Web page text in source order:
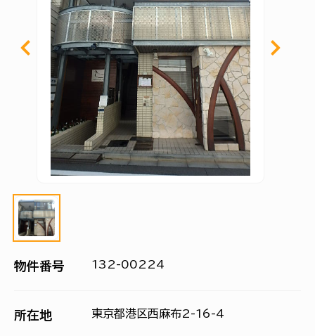
物件番号 132-00224
所在地 東京都港区西麻布2-16-4